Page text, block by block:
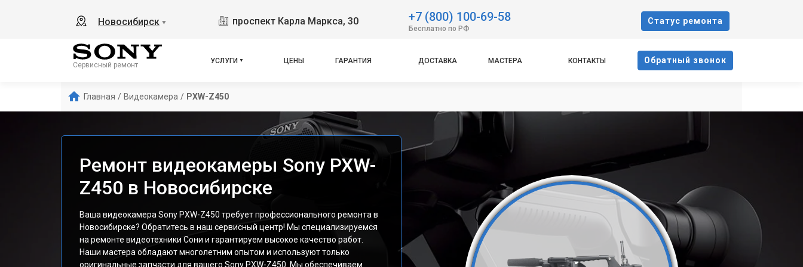
Новосибирск ▼ проспект Карла Маркса, 30 +7 (800) 100-69-58
Бесплатно по РФ
Cтатус ремонта
Сервисный ремонт
УСЛУГИ ЦЕНЫ ГАРАНТИЯ ДОСТАВКА МАСТЕРА КОНТАКТЫ Oбратный звонок
Главная / Видеокамера / PXW-Z450
Ремонт видеокамеры Sony PXW-
Z450 в Новосибирске
Ваша видеокамера Sony PXW-Z450 требует профессионального ремонта в
Новосибирске? Обратитесь в наш сервисный центр! Мы специализируемся
на ремонте видеотехники Сони и гарантируем высокое качество работ.
Наши мастера обладают многолетним опытом и используют только
оригинальные запчасти для вашего Sony PXW-Z450. Мы обеспечиваем